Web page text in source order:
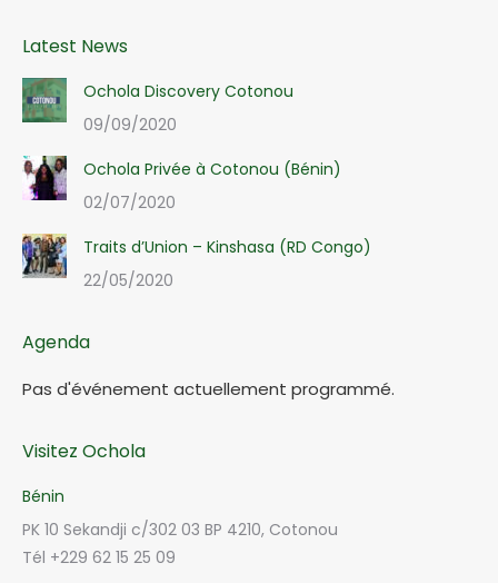
Latest News
Ochola Discovery Cotonou
09/09/2020
Ochola Privée à Cotonou (Bénin)
02/07/2020
Traits d’Union – Kinshasa (RD Congo)
22/05/2020
Agenda
Pas d'événement actuellement programmé.
Visitez Ochola
Bénin
PK 10 Sekandji c/302 03 BP 4210, Cotonou
Tél +229 62 15 25 09